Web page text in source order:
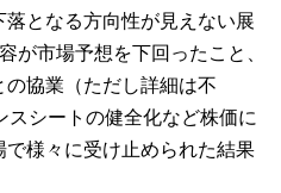
となる方向性が見えない展
が市場予想を下回ったこと、
協業（ただし詳細は不
シートの健全化など株価に
様々に受け止められた結果